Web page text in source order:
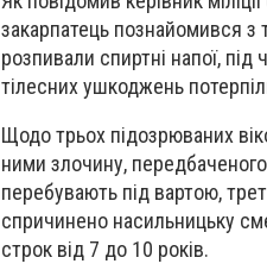
закарпатець познайомився з
розпивали спиртні напої,
тілесних ушкоджень
Щодо трьох підозрюваних
ними злочину, передбаченого
перебувають під вартою,
спричинено насильницьку
строк від 7 до 10 років.